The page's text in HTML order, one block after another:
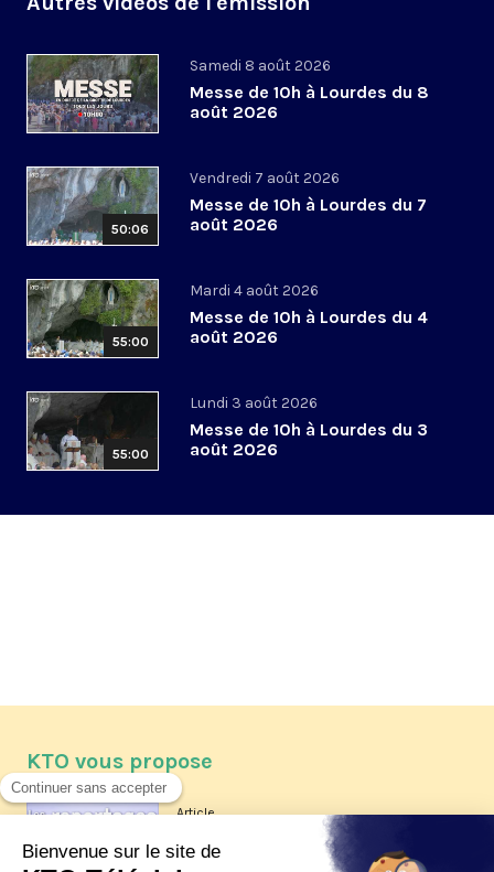
Samedi 8 août 2026
Messe de 10h à Lourdes du 8
août 2026
50:06
Vendredi 7 août 2026
Messe de 10h à Lourdes du 7
août 2026
55:00
Mardi 4 août 2026
Messe de 10h à Lourdes du 4
août 2026
55:00
Lundi 3 août 2026
Messe de 10h à Lourdes du 3
août 2026
KTO vous propose
Article
Les reportages d'été 2026 de KTO